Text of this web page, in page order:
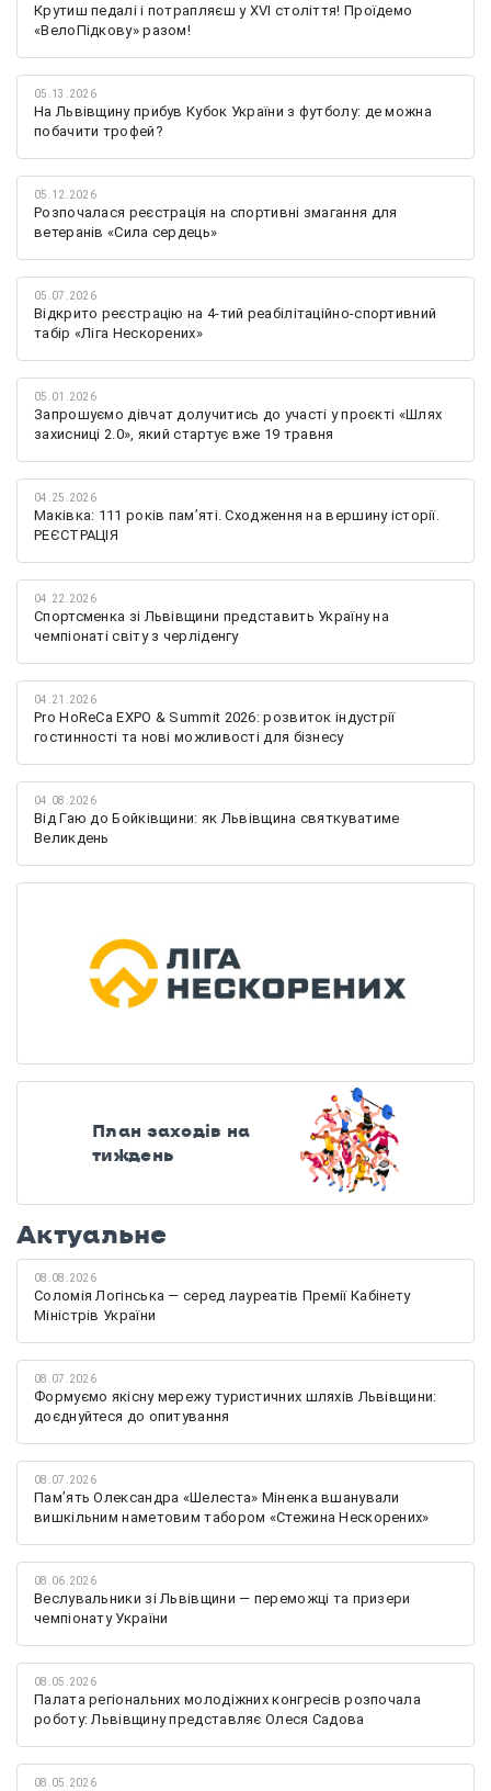
Крутиш педалі і потрапляєш у XVI століття! Проїдемо
«ВелоПідкову» разом!
05.13.2026
На Львівщину прибув Кубок України з футболу: де можна
побачити трофей?
05.12.2026
Розпочалася реєстрація на спортивні змагання для
ветеранів «Сила сердець»
05.07.2026
Відкрито реєстрацію на 4-тий реабілітаційно-спортивний
табір «Ліга Нескорених»
05.01.2026
Запрошуємо дівчат долучитись до участі у проєкті «Шлях
захисниці 2.0», який стартує вже 19 травня
04.25.2026
Маківка: 111 років пам’яті. Сходження на вершину історії.
РЕЄСТРАЦІЯ
04.22.2026
Спортсменка зі Львівщини представить Україну на
чемпіонаті світу з черліденгу
04.21.2026
Pro HoReCa EXPO & Summit 2026: розвиток індустрії
гостинності та нові можливості для бізнесу
04.08.2026
Від Гаю до Бойківщини: як Львівщина святкуватиме
Великдень
План заходів на
тиждень
Актуальне
08.08.2026
Соломія Логінська — серед лауреатів Премії Кабінету
Міністрів України
08.07.2026
Формуємо якісну мережу туристичних шляхів Львівщини:
доєднуйтеся до опитування
08.07.2026
Памʼять Олександра «Шелеста» Міненка вшанували
вишкільним наметовим табором «Стежина Нескорених»
08.06.2026
Веслувальники зі Львівщини — переможці та призери
чемпіонату України
08.05.2026
Палата регіональних молодіжних конгресів розпочала
роботу: Львівщину представляє Олеся Садова
08.05.2026